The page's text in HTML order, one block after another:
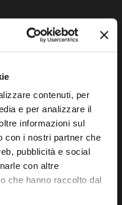
contenuti, per
e per analizzare il
informazioni sul
con i nostri partner che
pubblicità e social
con altre
che hanno raccolto dal